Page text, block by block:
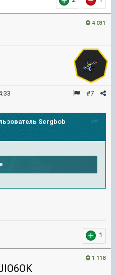
4 031
#7
Sergbob
1
1 118